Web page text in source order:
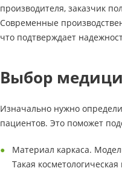
производителя, заказчик
Современные
что подтверждает
Выбор
Изначально нужно
пациентов. Это поможет
Материал каркаса.
Такая